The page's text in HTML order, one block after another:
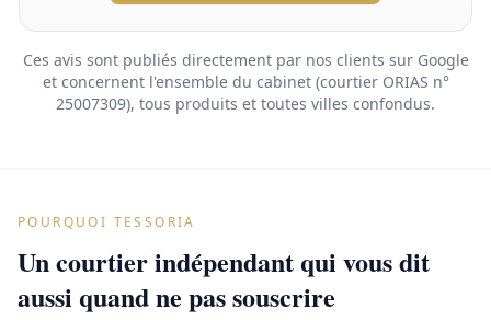
Ces avis sont publiés directement par nos clients sur Google
et concernent l'ensemble du cabinet (courtier ORIAS n°
25007309), tous produits et toutes villes confondus.
POURQUOI TESSORIA
Un courtier indépendant qui vous dit
aussi quand ne pas souscrire